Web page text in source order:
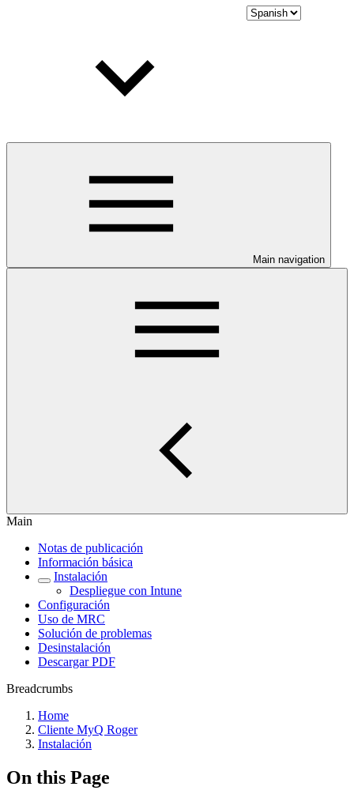
Main navigation
Main
Notas de publicación
Información básica
Instalación
Despliegue con Intune
Configuración
Uso de MRC
Solución de problemas
Desinstalación
Descargar PDF
Breadcrumbs
Home
Cliente MyQ Roger
Instalación
On this Page